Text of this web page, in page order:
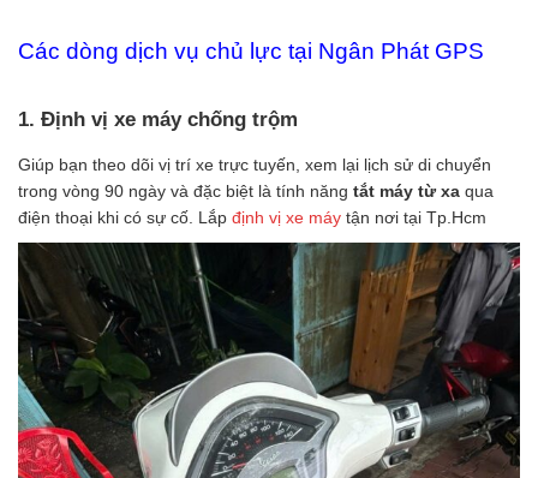
Các dòng dịch vụ chủ lực tại Ngân Phát GPS
1. Định vị xe máy chống trộm
Giúp bạn theo dõi vị trí xe trực tuyến, xem lại lịch sử di chuyển
trong vòng 90 ngày và đặc biệt là tính năng tắt máy từ xa qua
điện thoại khi có sự cố. Lắp định vị xe máy tận nơi tại Tp.Hcm